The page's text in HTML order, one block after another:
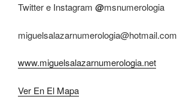
Twitter e Instagram @msnumerologia
miguelsalazarnumerologia@hotmail.com
www.miguelsalazarnumerologia.net
Ver En El Mapa